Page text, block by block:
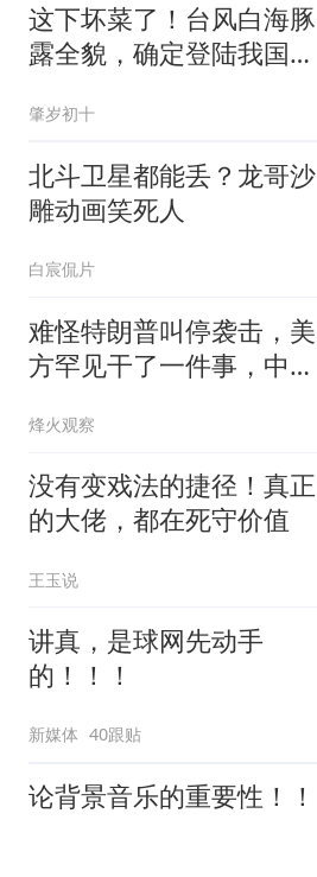
这下坏菜了！台风白海豚
露全貌，确定登陆我国沿
肇岁初十
北斗卫星都能丢？龙哥沙
雕动画笑死人
白宸侃片
难怪特朗普叫停袭击，美
方罕见干了一件事，中方
烽火观察
没有变戏法的捷径！真正
的大佬，都在死守价值
王玉说
讲真，是球网先动手
的！！！
新媒体 40跟贴
论背景音乐的重要性！！